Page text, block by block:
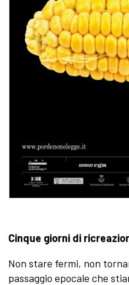
Cinque giorni di
Non stare fermi, non
passaggio epocale che